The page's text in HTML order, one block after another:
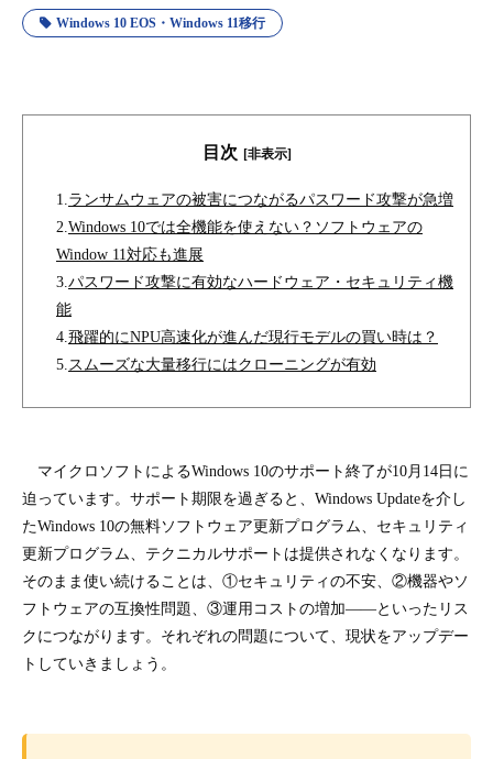
Windows 10 EOS・Windows 11移行
目次 [非表示]
1. ランサムウェアの被害につながるパスワード攻撃が急増
2. Windows 10では全機能を使えない？ソフトウェアの
Window 11対応も進展
3. パスワード攻撃に有効なハードウェア・セキュリティ機
能
4. 飛躍的にNPU高速化が進んだ現行モデルの買い時は？
5. スムーズな大量移行にはクローニングが有効
マイクロソフトによるWindows 10のサポート終了が10月14日に
迫っています。サポート期限を過ぎると、Windows Updateを介し
たWindows 10の無料ソフトウェア更新プログラム、セキュリティ
更新プログラム、テクニカルサポートは提供されなくなります。
そのまま使い続けることは、①セキュリティの不安、②機器やソ
フトウェアの互換性問題、③運用コストの増加――といったリス
クにつながります。それぞれの問題について、現状をアップデー
トしていきましょう。